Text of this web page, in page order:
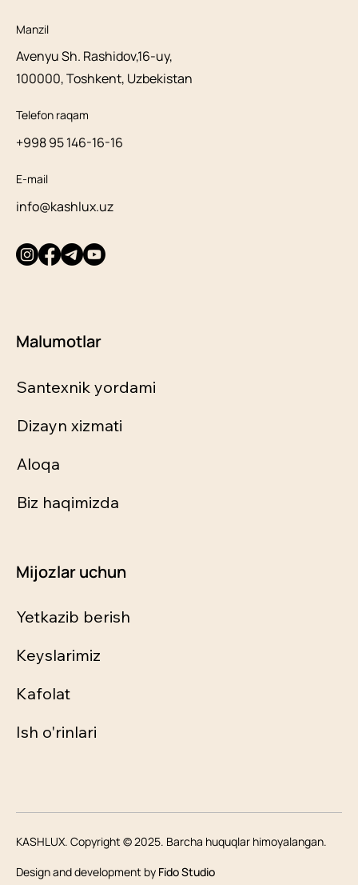
Manzil
Avenyu Sh. Rashidov,16-uy,
100000, Toshkent, Uzbekistan
Telefon raqam
+998 95 146-16-16
E-mail
info@kashlux.uz
Malumotlar
Santexnik yordami
Dizayn xizmati
Aloqa
Biz haqimizda
Mijozlar uchun
Yetkazib berish
Keyslarimiz
Kafolat
Ish o'rinlari
KASHLUX. Copyright © 2025. Barcha huquqlar himoyalangan.
Design and development by Fido Studio